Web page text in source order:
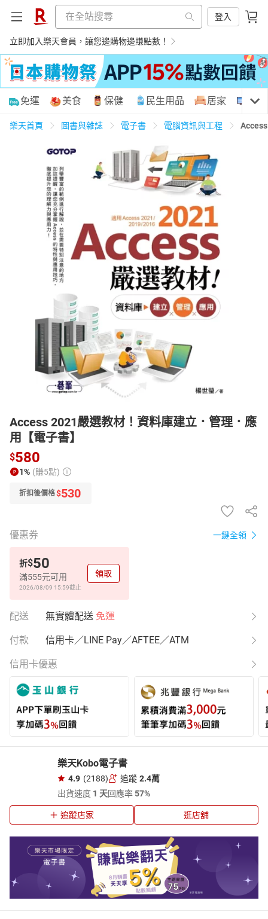
登入
立即加入樂天會員，讓您邊購物邊賺點數！
購物網分類
美食蛋糕 養生保健 民生用品
居家生活 運動休閒
男裝 化妝保養 情趣用品
電子/紙本書
HOT
免運 美食 保健 民生用品 居家 3C
樂天首頁 圖書與雜誌 電子書 電腦資訊與工程
Access 2021嚴選教材！資料庫建立．管理．應
用【電子書】
$580
1% (賺5點)
折扣後價格$530
優惠券 一鍵全領
折$50
滿555元可用
2026/08/09 15:59截止
領取
配送 無實體配送 免運
付款 信用卡／LINE Pay／AFTEE／ATM
信用卡優惠
樂天Kobo電子書
4.9 (2188) 追蹤 2.4萬
出貨速度 1 天回應率57%
追蹤店家 逛店舖